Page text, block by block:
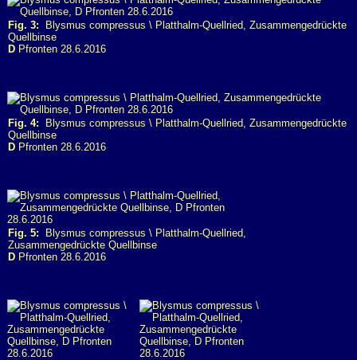
Fig. 3: Blysmus compressus \ Platthalm-Quellried, Zusammengedrückte
Quellbinse
D Pfronten 28.6.2016
Fig. 4: Blysmus compressus \ Platthalm-Quellried, Zusammengedrückte
Quellbinse
D Pfronten 28.6.2016
Fig. 5: Blysmus compressus \ Platthalm-Quellried,
Zusammengedrückte Quellbinse
D Pfronten 28.6.2016